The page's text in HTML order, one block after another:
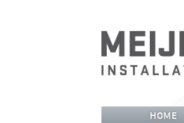
HOME